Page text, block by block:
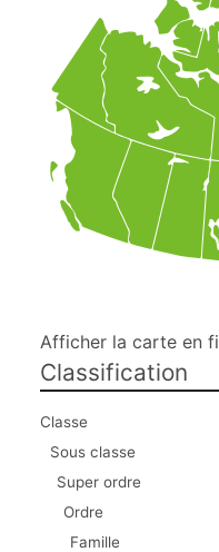
Afficher la carte en
Classification
Classe
Sous classe
Super ordre
Ordre
Famille